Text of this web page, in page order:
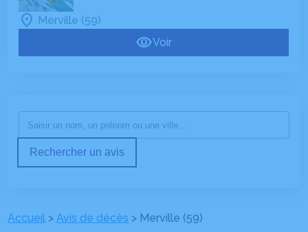
Merville (59)
Voir
Rechercher un avis
Accueil >Avis de décès > Merville (59)